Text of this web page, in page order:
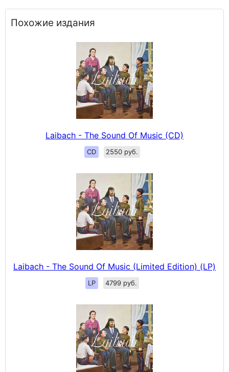
Похожие издания
Laibach - The Sound Of Music (CD)
CD 2550 руб.
Laibach - The Sound Of Music (Limited Edition) (LP)
LP 4799 руб.